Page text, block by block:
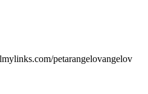
petarangelovangelov